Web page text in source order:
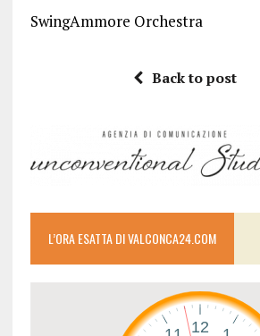
SwingAmmore Orchestra
Back to post
L’ORA ESATTA DI VALCONCA24.COM